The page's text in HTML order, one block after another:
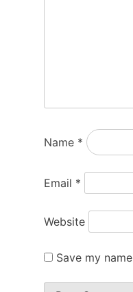
Name *
Email *
Website
Save my